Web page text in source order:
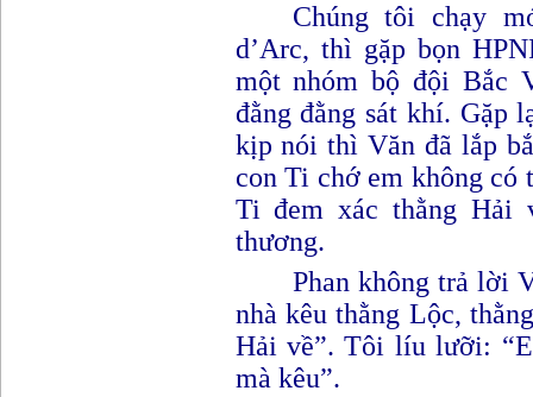
Chúng tôi chạy
d’Arc, thì gặp bọn
một nhóm bộ đội Bắc
đằng đằng sát khí. Gặp
kịp nói thì Văn đã lắp
con Ti chớ em không có
Ti đem xác thằng
thương.
Phan không trả lời
nhà kêu thằng Lộc,
Hải về”. Tôi líu lưỡi: “E
mà kêu”.